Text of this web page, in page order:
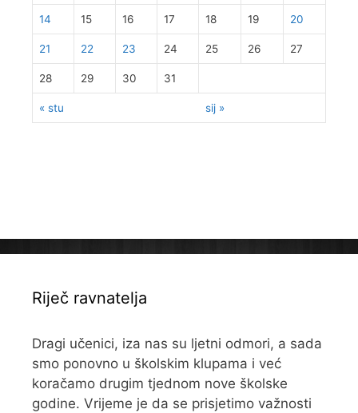
« stu sij »
14 15 16 17 18 19 20
21 22 23 24 25 26 27
28 29 30 31
Riječ ravnatelja
Dragi učenici, iza nas su ljetni odmori, a sada
smo ponovno u školskim klupama i već
koračamo drugim tjednom nove školske
godine. Vrijeme je da se prisjetimo važnosti